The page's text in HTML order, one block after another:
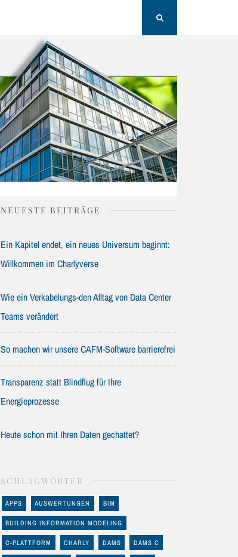
NEUESTE BEITRÄGE
Ein Kapitel endet, ein neues Universum beginnt:
Willkommen im Charlyverse
Wie ein Verkabelungs-den Alltag von Data Center
Teams verändert
So machen wir unsere CAFM-Software barrierefrei
Transparenz statt Blindflug für Ihre
Energieprozesse
Heute schon mit Ihren Daten gechattet?
SCHLAGWÖRTER
APPS AUSWERTUNGEN BIM
BUILDING INFORMATION MODELING
C-PLATTFORM CHARLY DAMS DAMS C